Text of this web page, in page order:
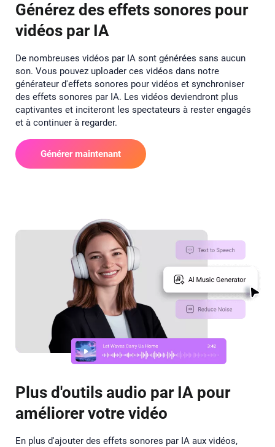
Générez des effets sonores pour
vidéos par IA
De nombreuses vidéos par IA sont générées sans aucun
son. Vous pouvez uploader ces vidéos dans notre
générateur d'effets sonores pour vidéos et synchroniser
des effets sonores par IA. Les vidéos deviendront plus
captivantes et inciteront les spectateurs à rester engagés
et à continuer à regarder.
Générer maintenant
Plus d'outils audio par IA pour
améliorer votre vidéo
En plus d'ajouter des effets sonores par IA aux vidéos,